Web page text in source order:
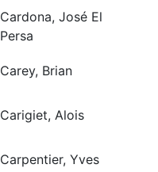
Cardona, José El
Persa
Carey, Brian
Carigiet, Alois
Carpentier, Yves